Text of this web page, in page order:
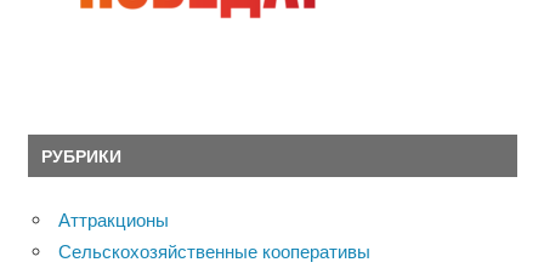
РУБРИКИ
Аттракционы
Сельскохозяйственные кооперативы